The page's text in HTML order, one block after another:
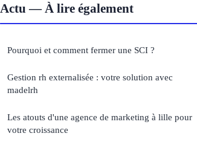
Actu — À lire également
Pourquoi et comment fermer une SCI ?
Gestion rh externalisée : votre solution avec
madelrh
Les atouts d'une agence de marketing à lille pour
votre croissance